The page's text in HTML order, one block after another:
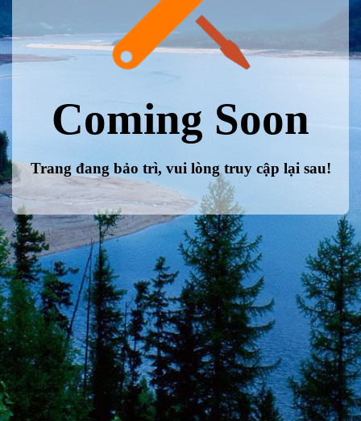
Coming Soon
Trang đang bảo trì, vui lòng truy cập lại sau!